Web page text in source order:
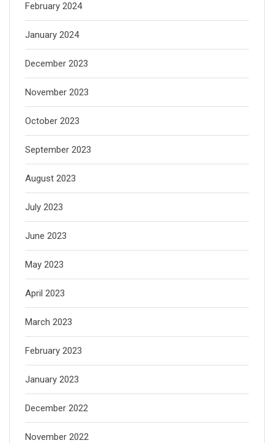
February 2024
January 2024
December 2023
November 2023
October 2023
September 2023
August 2023
July 2023
June 2023
May 2023
April 2023
March 2023
February 2023
January 2023
December 2022
November 2022